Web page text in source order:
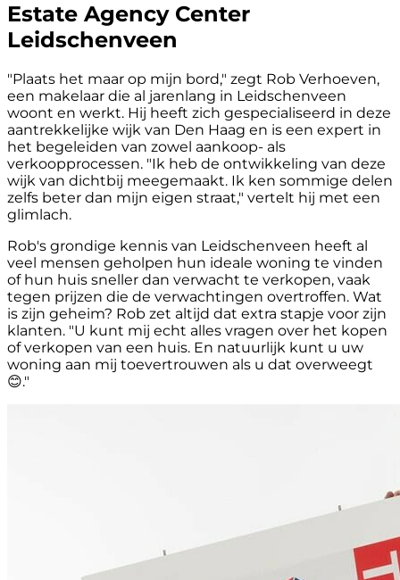
Estate Agency Center
Leidschenveen
"Plaats het maar op mijn bord," zegt Rob Verhoeven,
een makelaar die al jarenlang in Leidschenveen
woont en werkt. Hij heeft zich gespecialiseerd in deze
aantrekkelijke wijk van Den Haag en is een expert in
het begeleiden van zowel aankoop- als
verkoopprocessen. "Ik heb de ontwikkeling van deze
wijk van dichtbij meegemaakt. Ik ken sommige delen
zelfs beter dan mijn eigen straat," vertelt hij met een
glimlach.
Rob's grondige kennis van Leidschenveen heeft al
veel mensen geholpen hun ideale woning te vinden
of hun huis sneller dan verwacht te verkopen, vaak
tegen prijzen die de verwachtingen overtroffen. Wat
is zijn geheim? Rob zet altijd dat extra stapje voor zijn
klanten. "U kunt mij echt alles vragen over het kopen
of verkopen van een huis. En natuurlijk kunt u uw
woning aan mij toevertrouwen als u dat overweegt
😊."